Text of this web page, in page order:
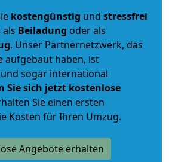
kostengünstig und stressfrei
als Beiladung oder als
. Unser Partnernetzwerk, das
aufgebaut haben, ist
sogar international
Sie sich jetzt kostenlose
Sie einen ersten
Kosten für Ihren Umzug.
Angebote erhalten